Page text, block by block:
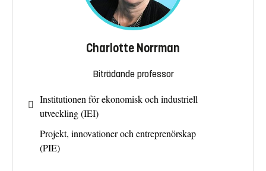
Charlotte Norrman
Biträdande professor
Institutionen för ekonomisk och industriell
utveckling (IEI)
Projekt, innovationer och entreprenörskap
(PIE)